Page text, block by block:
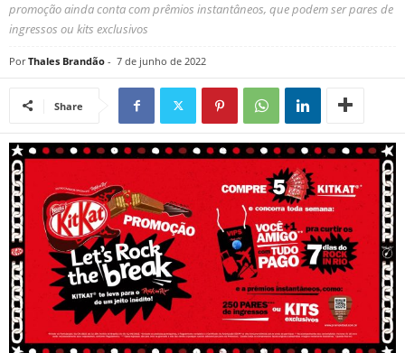
promoção ainda conta com prêmios instantâneos, que podem ser pares de
ingressos ou kits exclusivos
Por Thales Brandão - 7 de junho de 2022
Share